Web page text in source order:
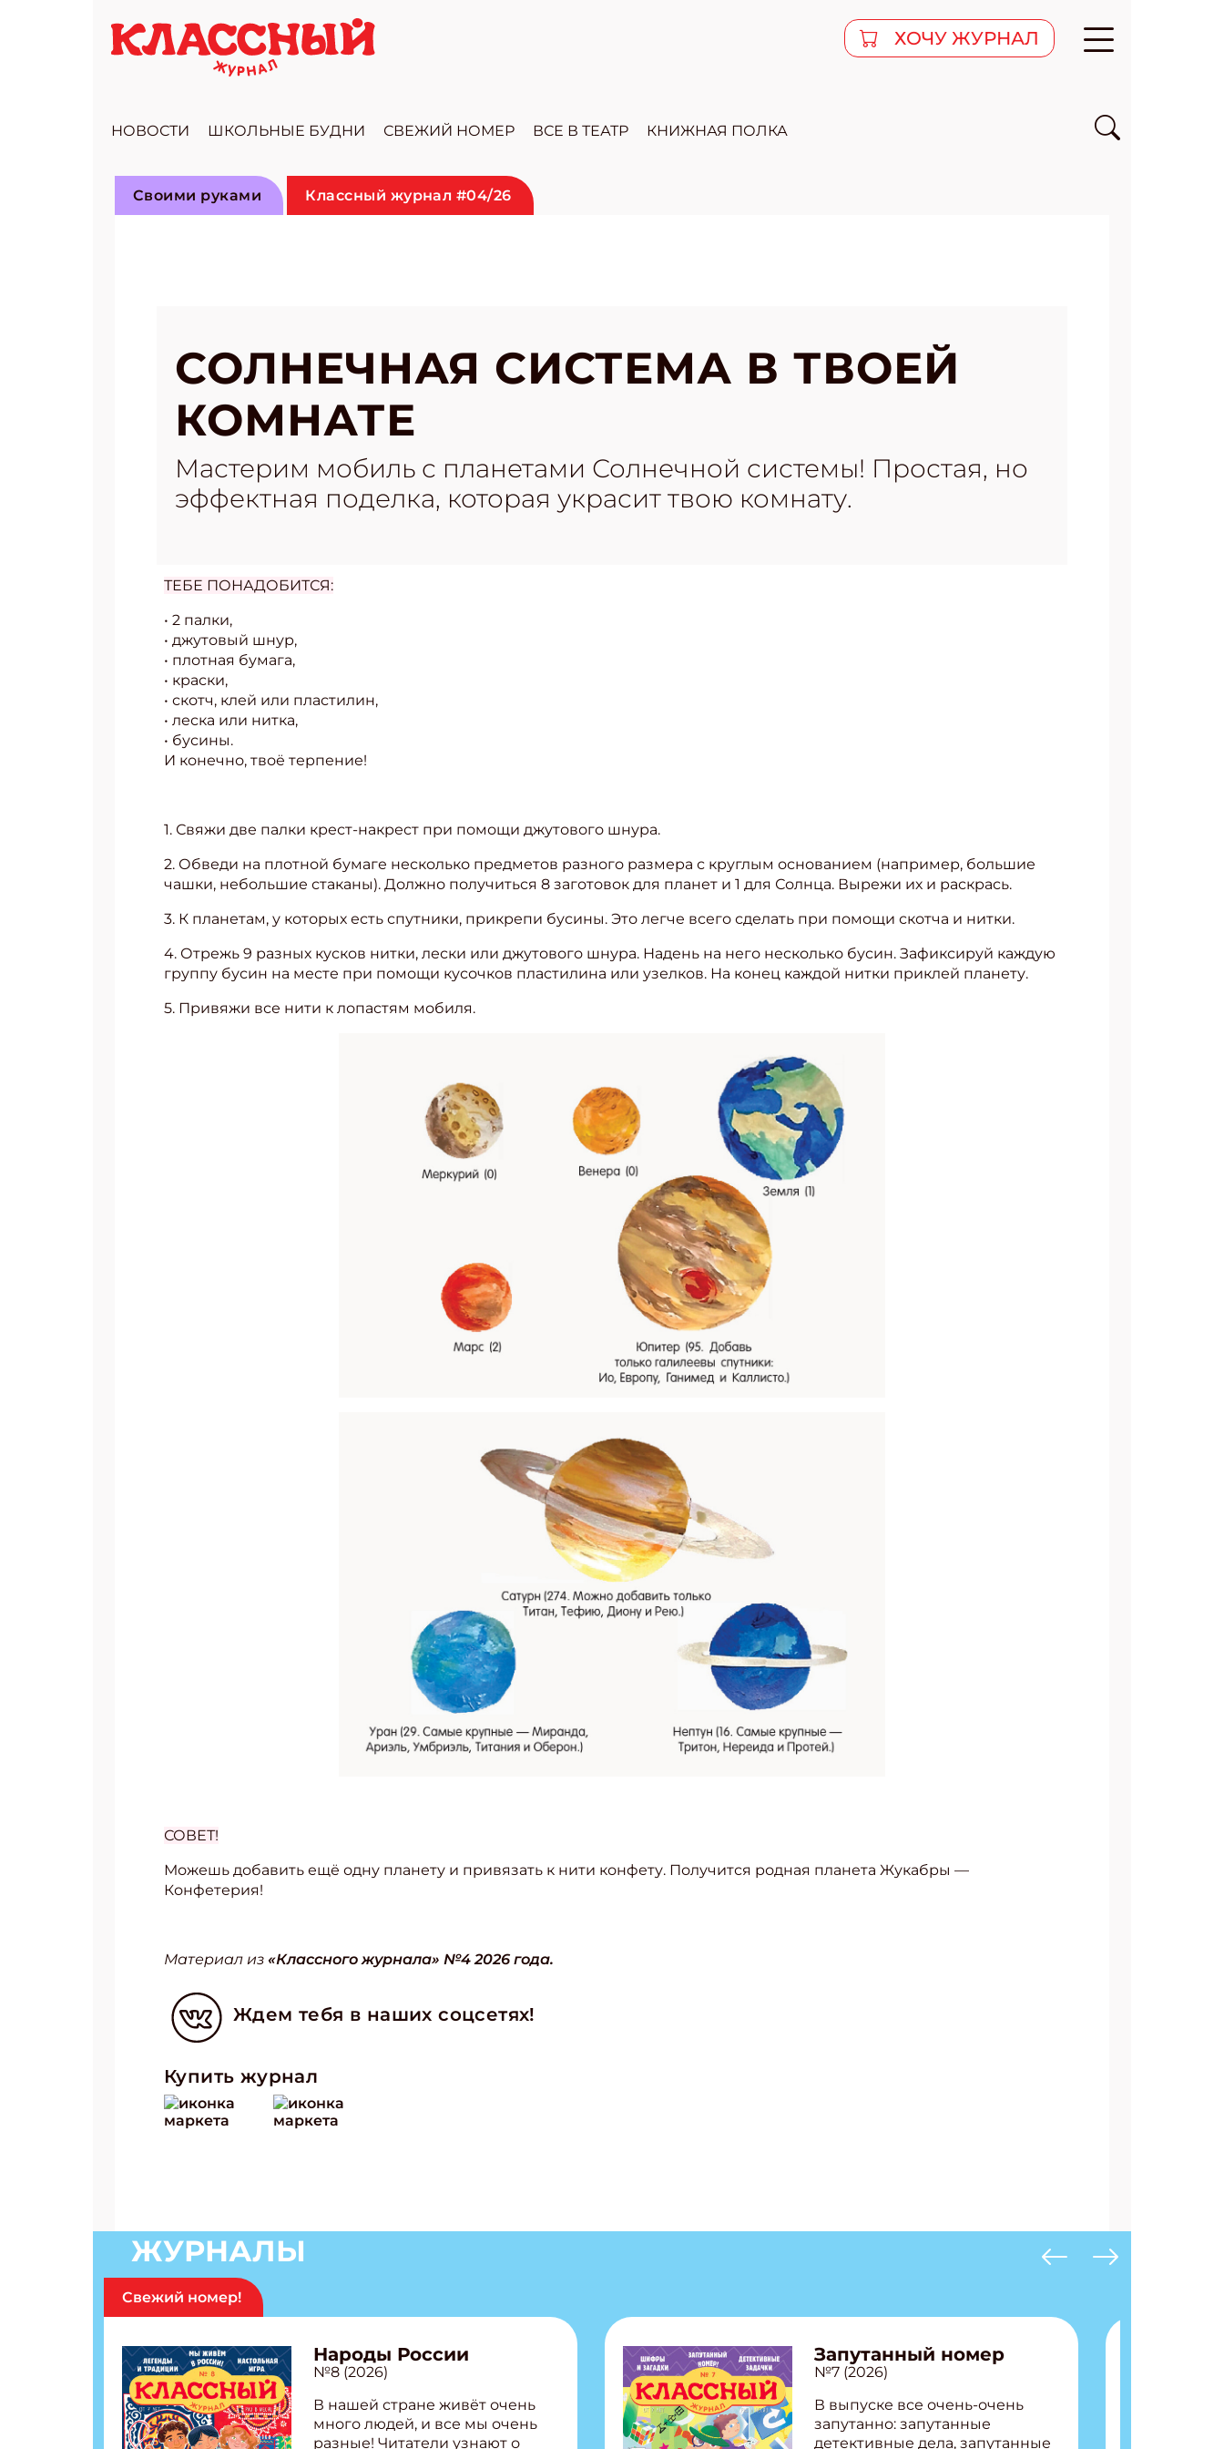
ХОЧУ ЖУРНАЛ
НОВОСТИ ШКОЛЬНЫЕ БУДНИ СВЕЖИЙ НОМЕР ВСЕ В ТЕАТР КНИЖНАЯ ПОЛКА
Своими руками Классный журнал #04/26
СОЛНЕЧНАЯ СИСТЕМА В ТВОЕЙ
КОМНАТЕ
Мастерим мобиль с планетами Солнечной системы! Простая, но
эффектная поделка, которая украсит твою комнату.
ТЕБЕ ПОНАДОБИТСЯ:
• 2 палки,
• джутовый шнур,
• плотная бумага,
• краски,
• скотч, клей или пластилин,
• леска или нитка,
• бусины.
И конечно, твоё терпение!
1. Свяжи две палки крест-накрест при помощи джутового шнура.
2. Обведи на плотной бумаге несколько предметов разного размера с круглым основанием (например, большие
чашки, небольшие стаканы). Должно получиться 8 заготовок для планет и 1 для Солнца. Вырежи их и раскрась.
3. К планетам, у которых есть спутники, прикрепи бусины. Это легче всего сделать при помощи скотча и нитки.
4. Отрежь 9 разных кусков нитки, лески или джутового шнура. Надень на него несколько бусин. Зафиксируй каждую
группу бусин на месте при помощи кусочков пластилина или узелков. На конец каждой нитки приклей планету.
5. Привяжи все нити к лопастям мобиля.
СОВЕТ!
Можешь добавить ещё одну планету и привязать к нити конфету. Получится родная планета Жукабры —
Конфетерия!
Материал из «Классного журнала» №4 2026 года.
Ждем тебя в наших соцсетях!
Купить журнал
ЖУРНАЛЫ
Свежий номер!
Народы России
№8 (2026)
В нашей стране живёт очень
много людей, и все мы очень
разные! Читатели узнают о
Запутанный номер
№7 (2026)
В выпуске все очень-очень
запутанно: запутанные
детективные дела, запутанные
Укажите имя
Укажите Ваш Email